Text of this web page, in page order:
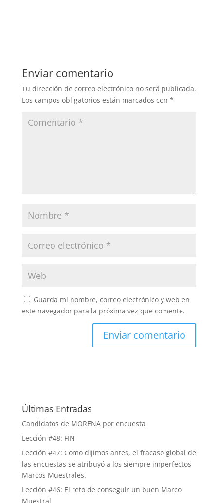
Enviar comentario
Tu dirección de correo electrónico no será publicada.
Los campos obligatorios están marcados con *
Guarda mi nombre, correo electrónico y web en
este navegador para la próxima vez que comente.
Últimas Entradas
Candidatos de MORENA por encuesta
Lección #48: FIN
Lección #47: Como dijimos antes, el fracaso global de
las encuestas se atribuyó a los siempre imperfectos
Marcos Muestrales.
Lección #46: El reto de conseguir un buen Marco
Muestral